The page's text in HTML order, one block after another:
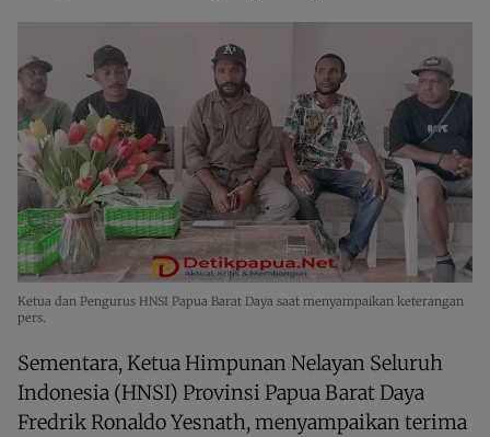
Ketua dan Pengurus HNSI Papua Barat Daya saat menyampaikan keterangan
pers.
Sementara, Ketua Himpunan Nelayan Seluruh
Indonesia (HNSI) Provinsi Papua Barat Daya
Fredrik Ronaldo Yesnath, menyampaikan terima